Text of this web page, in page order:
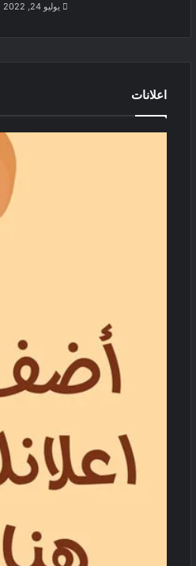
يوليو 24, 2022
اعلانات